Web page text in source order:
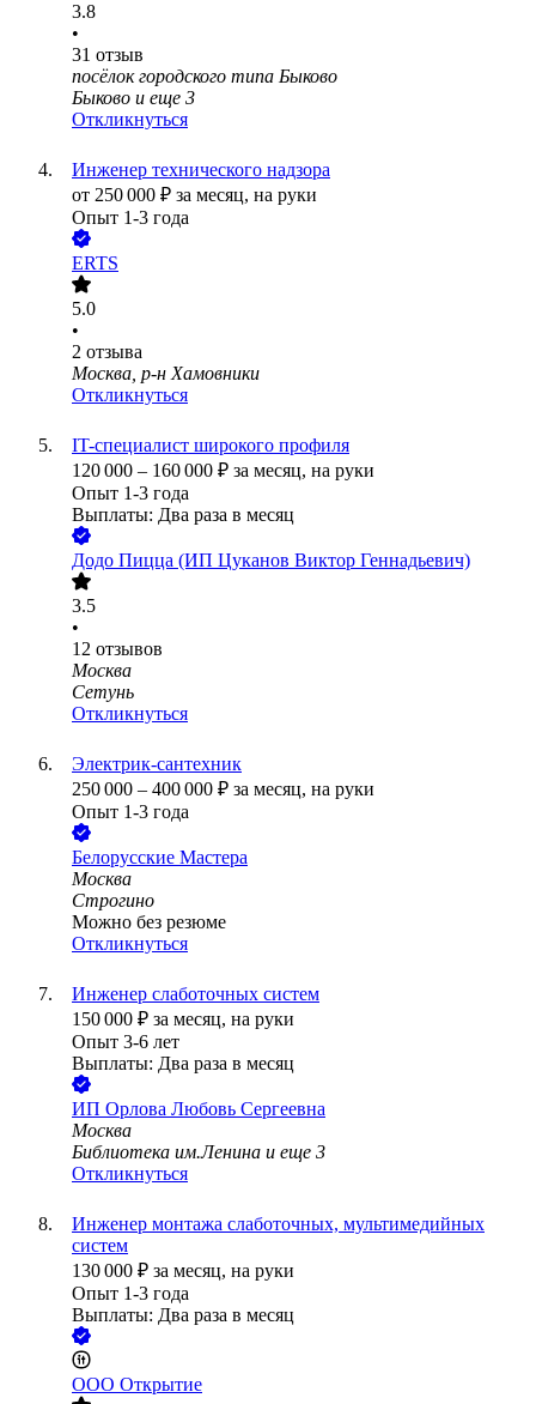
3.8
•
31 отзыв
посёлок городского типа Быково
Быково и еще 3
Откликнуться
Инженер технического надзора
от 250 000 ₽ за месяц, на руки
Опыт 1-3 года
ERTS
5.0
•
2 отзыва
Москва, р-н Хамовники
Откликнуться
IT-специалист широкого профиля
120 000 – 160 000 ₽ за месяц, на руки
Опыт 1-3 года
Выплаты: Два раза в месяц
Додо Пицца (ИП Цуканов Виктор Геннадьевич)
3.5
•
12 отзывов
Москва
Сетунь
Откликнуться
Электрик-сантехник
250 000 – 400 000 ₽ за месяц, на руки
Опыт 1-3 года
Белорусские Мастера
Москва
Строгино
Можно без резюме
Откликнуться
Инженер слаботочных систем
150 000 ₽ за месяц, на руки
Опыт 3-6 лет
Выплаты: Два раза в месяц
ИП Орлова Любовь Сергеевна
Москва
Библиотека им.Ленина и еще 3
Откликнуться
Инженер монтажа слаботочных, мультимедийных
систем
130 000 ₽ за месяц, на руки
Опыт 1-3 года
Выплаты: Два раза в месяц
ООО Открытие